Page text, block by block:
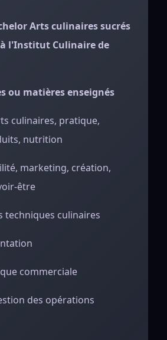
Arts culinaires sucrés
l'Institut Culinaire de
ou matières enseignés
culinaires, pratique,
nutrition
marketing, création,
être
techniques culinaires
commerciale
des opérations